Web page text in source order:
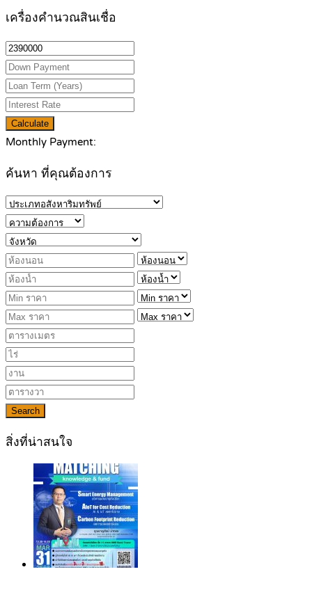
เครื่องคำนวณสินเชื่อ
Calculate
Monthly Payment:
ค้นหา ที่คุณต้องการ
Search
สิ่งที่น่าสนใจ